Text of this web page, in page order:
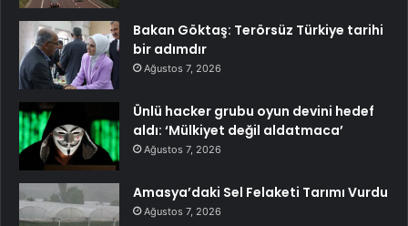
Bakan Göktaş: Terörsüz Türkiye tarihi
bir adımdır
Ağustos 7, 2026
Ünlü hacker grubu oyun devini hedef
aldı: ‘Mülkiyet değil aldatmaca’
Ağustos 7, 2026
Amasya’daki Sel Felaketi Tarımı Vurdu
Ağustos 7, 2026